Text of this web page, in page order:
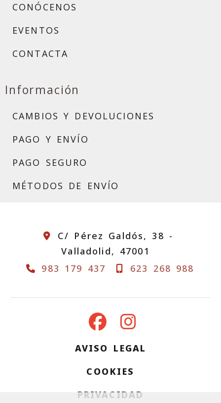
CONÓCENOS
EVENTOS
CONTACTA
Información
CAMBIOS Y DEVOLUCIONES
PAGO Y ENVÍO
PAGO SEGURO
MÉTODOS DE ENVÍO
C/ Pérez Galdós, 38 -
Valladolid, 47001
983 179 437
623 268 988
AVISO LEGAL
COOKIES
PRIVACIDAD